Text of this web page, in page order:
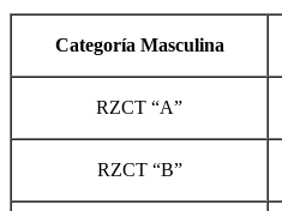
Categoría Masculina
RZCT “A”
RZCT “B”